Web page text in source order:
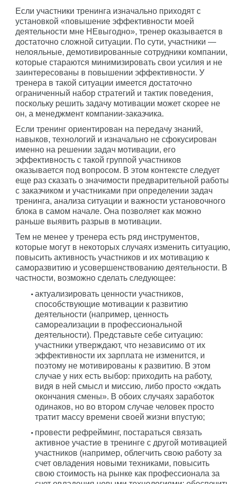
Если участники тренинга изначально приходят с
установкой «повышение эффективности моей
деятельности мне НЕвыгодно», тренер оказывается в
достаточно сложной ситуации. По сути, участники —
нелояльные, демотивированные сотрудники компании,
которые стараются минимизировать свои усилия и не
заинтересованы в повышении эффективности. У
тренера в такой ситуации имеется достаточно
ограниченный набор стратегий и тактик поведения,
поскольку решить задачу мотивации может скорее не
он, а менеджмент компании-заказчика.
Если тренинг ориентирован на передачу знаний,
навыков, технологий и изначально не сфокусирован
именно на решении задач мотивации, его
эффективность с такой группой участников
оказывается под вопросом. В этом контексте следует
еще раз сказать о значимости предварительной работы
с заказчиком и участниками при определении задач
тренинга, анализа ситуации и важности установочного
блока в самом начале. Она позволяет как можно
раньше выявить разрыв в мотивации.
Тем не менее у тренера есть ряд инструментов,
которые могут в некоторых случаях изменить ситуацию,
повысить активность участников и их мотивацию к
саморазвитию и усовершенствованию деятельности. В
частности, возможно сделать следующее:
актуализировать ценности участников,
способствующие мотивации к развитию
деятельности (например, ценность
самореализации в профессиональной
деятельности). Представьте себе ситуацию:
участники утверждают, что независимо от их
эффективности их зарплата не изменится, и
поэтому не мотивированы к развитию. В этом
случае у них есть выбор: приходить на работу,
видя в ней смысл и миссию, либо просто «ждать
окончания смены». В обоих случаях заработок
одинаков, но во втором случае человек просто
тратит массу времени своей жизни впустую;
провести рефрейминг, постараться связать
активное участие в тренинге с другой мотивацией
участников (например, облегчить свою работу за
счет овладения новыми техниками, повысить
свою стоимость на рынке как профессионала за